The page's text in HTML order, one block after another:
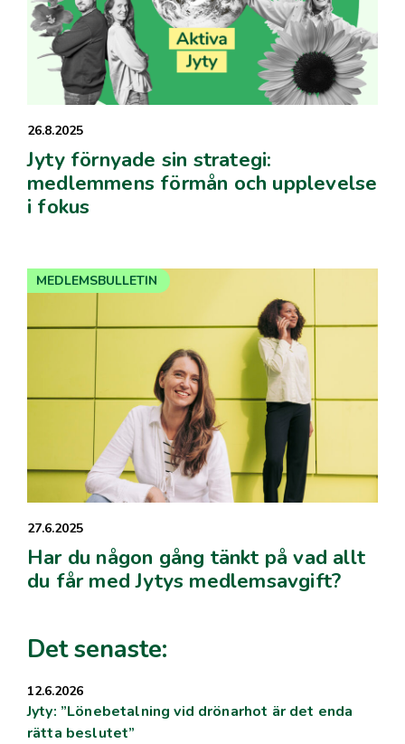
26.8.2025
Jyty förnyade sin strategi:
medlemmens förmån och upplevelse
i fokus
27.6.2025
Har du någon gång tänkt på vad allt
du får med Jytys medlemsavgift?
MEDLEMSBULLETIN
Det senaste:
12.6.2026
Jyty: ”Lönebetalning vid drönarhot är det enda
rätta beslutet”